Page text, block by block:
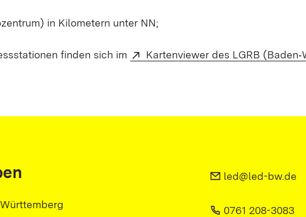
in Kilometern unter NN;
finden sich im
Kartenviewer des LGRB
led@led-bw.de
0761 208-3083